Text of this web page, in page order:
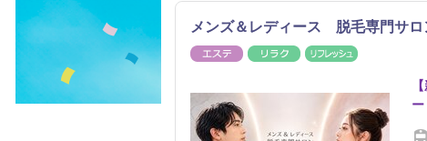
メンズ＆レディース 脱毛専門サ
エステ リラク